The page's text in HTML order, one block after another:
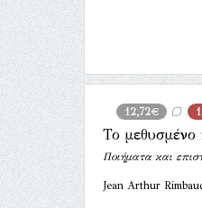
12,72€
Το μεθυσμένο
Ποιήματα και
Jean Arthur